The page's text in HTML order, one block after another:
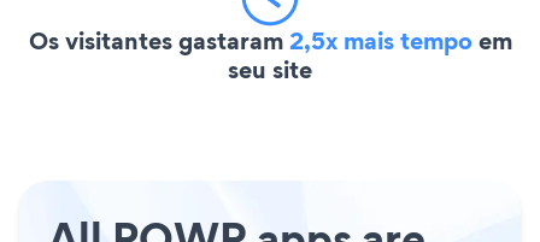
Os visitantes gastaram2,5x mais tempoem
seu site